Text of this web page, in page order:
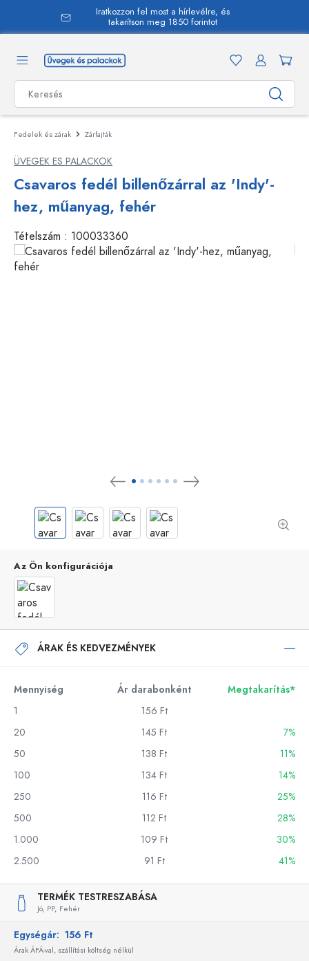
Iratkozzon fel most a hírlevélre, és
takarítson meg 1850 forintot
Fedelek és zárak Zárfajták
ÜVEGEK ES PALACKOK
Csavaros fedél billenőzárral az 'Indy'-
hez, műanyag, fehér
Tételszám : 100033360
Az Ön konfigurációja
ÁRAK ÉS KEDVEZMÉNYEK
Mennyiség Ár darabonként
Megtakarítás*
1
156 Ft
20
145 Ft
7%
50
138 Ft
11%
100
134 Ft
14%
250
116 Ft
25%
500
112 Ft
28%
1.000
109 Ft
30%
2.500
91 Ft 41%
TERMÉK TESTRESZABÁSA
Jó, PP, Fehér
Egységár: 156 Ft
Árak ÁFÁ-val, szállítási költség nélkül